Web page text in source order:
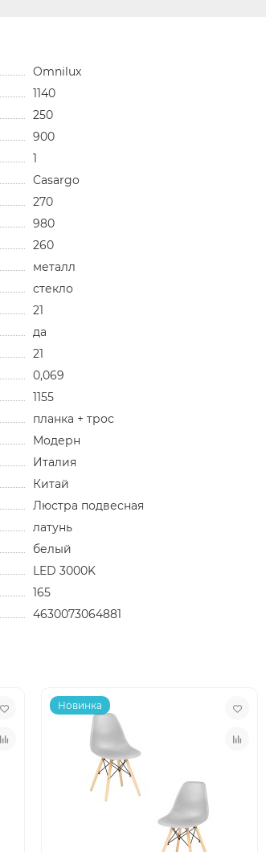
Omnilux
1140
250
900
1
Casargo
270
980
260
металл
стекло
21
да
21
0,069
1155
планка + трос
Модерн
Италия
Китай
Люстра подвесная
латунь
белый
LED 3000K
165
4630073064881
Новинка